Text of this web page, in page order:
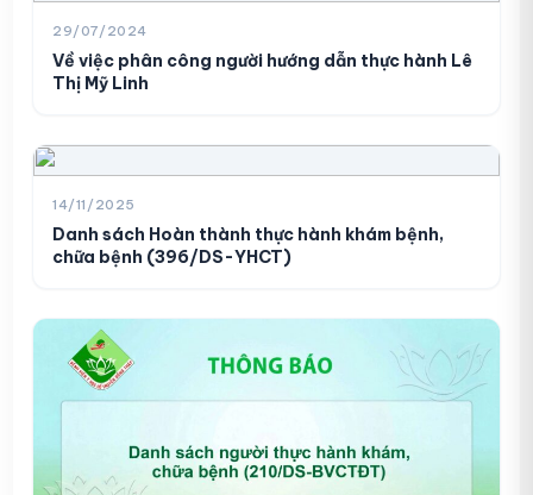
29/07/2024
Về việc phân công người hướng dẫn thực hành Lê
Thị Mỹ Linh
14/11/2025
Danh sách Hoàn thành thực hành khám bệnh,
chữa bệnh (396/DS-YHCT)